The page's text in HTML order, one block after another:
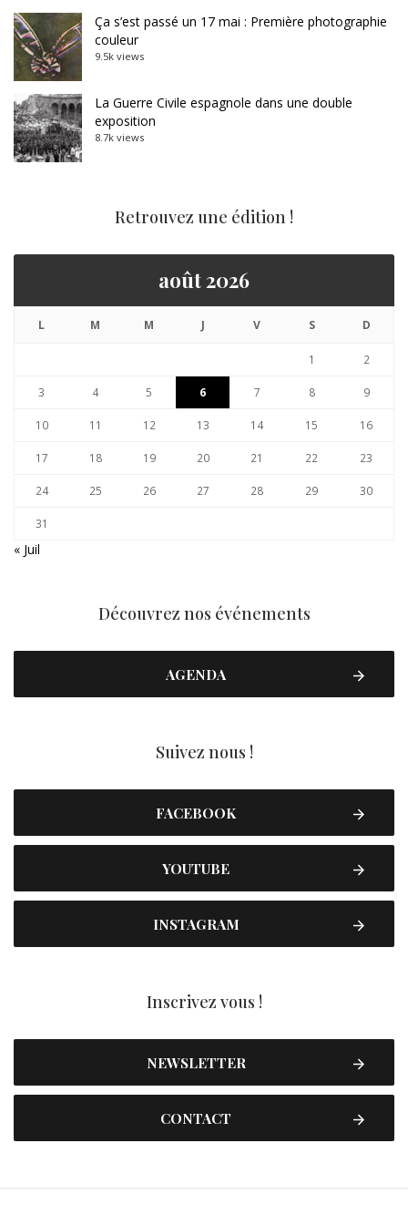
Ça s’est passé un 17 mai : Première photographie
couleur
9.5k views
La Guerre Civile espagnole dans une double
exposition
8.7k views
Retrouvez une édition !
août 2026
L M M J V S D
1 2
3 4 5 6 7 8 9
10 11 12 13 14 15 16
17 18 19 20 21 22 23
24 25 26 27 28 29 30
31
« Juil
Découvrez nos événements
AGENDA
Suivez nous !
FACEBOOK
YOUTUBE
INSTAGRAM
Inscrivez vous !
NEWSLETTER
CONTACT